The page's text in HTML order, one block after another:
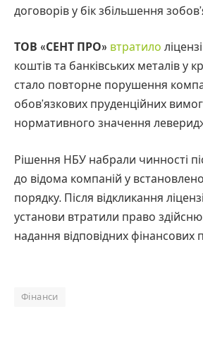
договорів у бік збільшення
ТОВ «СЕНТ ПРО» втратило
коштів та банківських металів у
стало повторне порушення
обов’язкових пруденційних
нормативного значення
Рішення НБУ набрали чинності
до відома компаній у
порядку. Після відкликання
установи втратили право
надання відповідних фінансових
Фінанси